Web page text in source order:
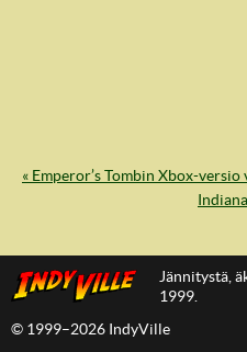
IndyVille
« Emperor’s Tombin Xbox-versio
Jännitystä,
1999.
© 1999–2026 IndyVille